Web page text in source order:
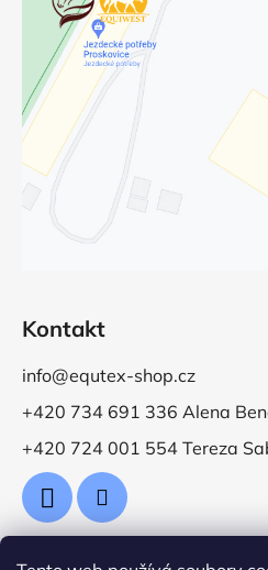
Kontakt
info@equtex-shop.cz
+420 734 691 336 Alena
+420 724 001 554 Tereza